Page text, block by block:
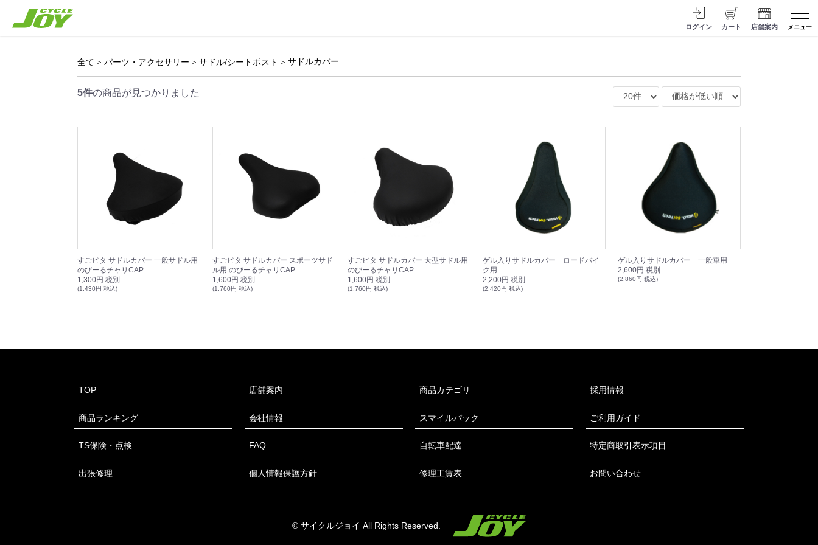
ログイン カート 店舗案内 メニュー
全て パーツ・アクセサリー サドル/シートポスト サドルカバー
5件の商品が見つかりました
すごピタ サドルカバー 一般サドル用
のびーるチャリCAP
1,300円 税別
(1,430円 税込)
すごピタ サドルカバー スポーツサド
ル用 のびーるチャリCAP
1,600円 税別
(1,760円 税込)
すごピタ サドルカバー 大型サドル用
のびーるチャリCAP
1,600円 税別
(1,760円 税込)
ゲル入りサドルカバー ロードバイ
ク用
2,200円 税別
(2,420円 税込)
ゲル入りサドルカバー 一般車用
2,600円 税別
(2,860円 税込)
TOP 店舗案内 商品カテゴリ 採用情報
商品ランキング 会社情報 スマイルパック ご利用ガイド
TS保険・点検 FAQ 自転車配達 特定商取引表示項目
出張修理 個人情報保護方針 修理工賃表 お問い合わせ
© サイクルジョイ All Rights Reserved.